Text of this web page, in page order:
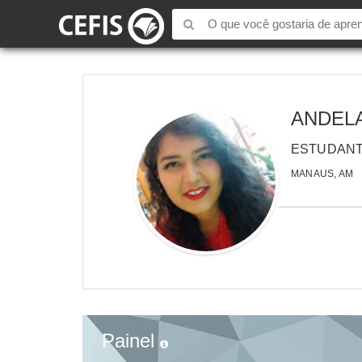
MANAUS, AM
Painel